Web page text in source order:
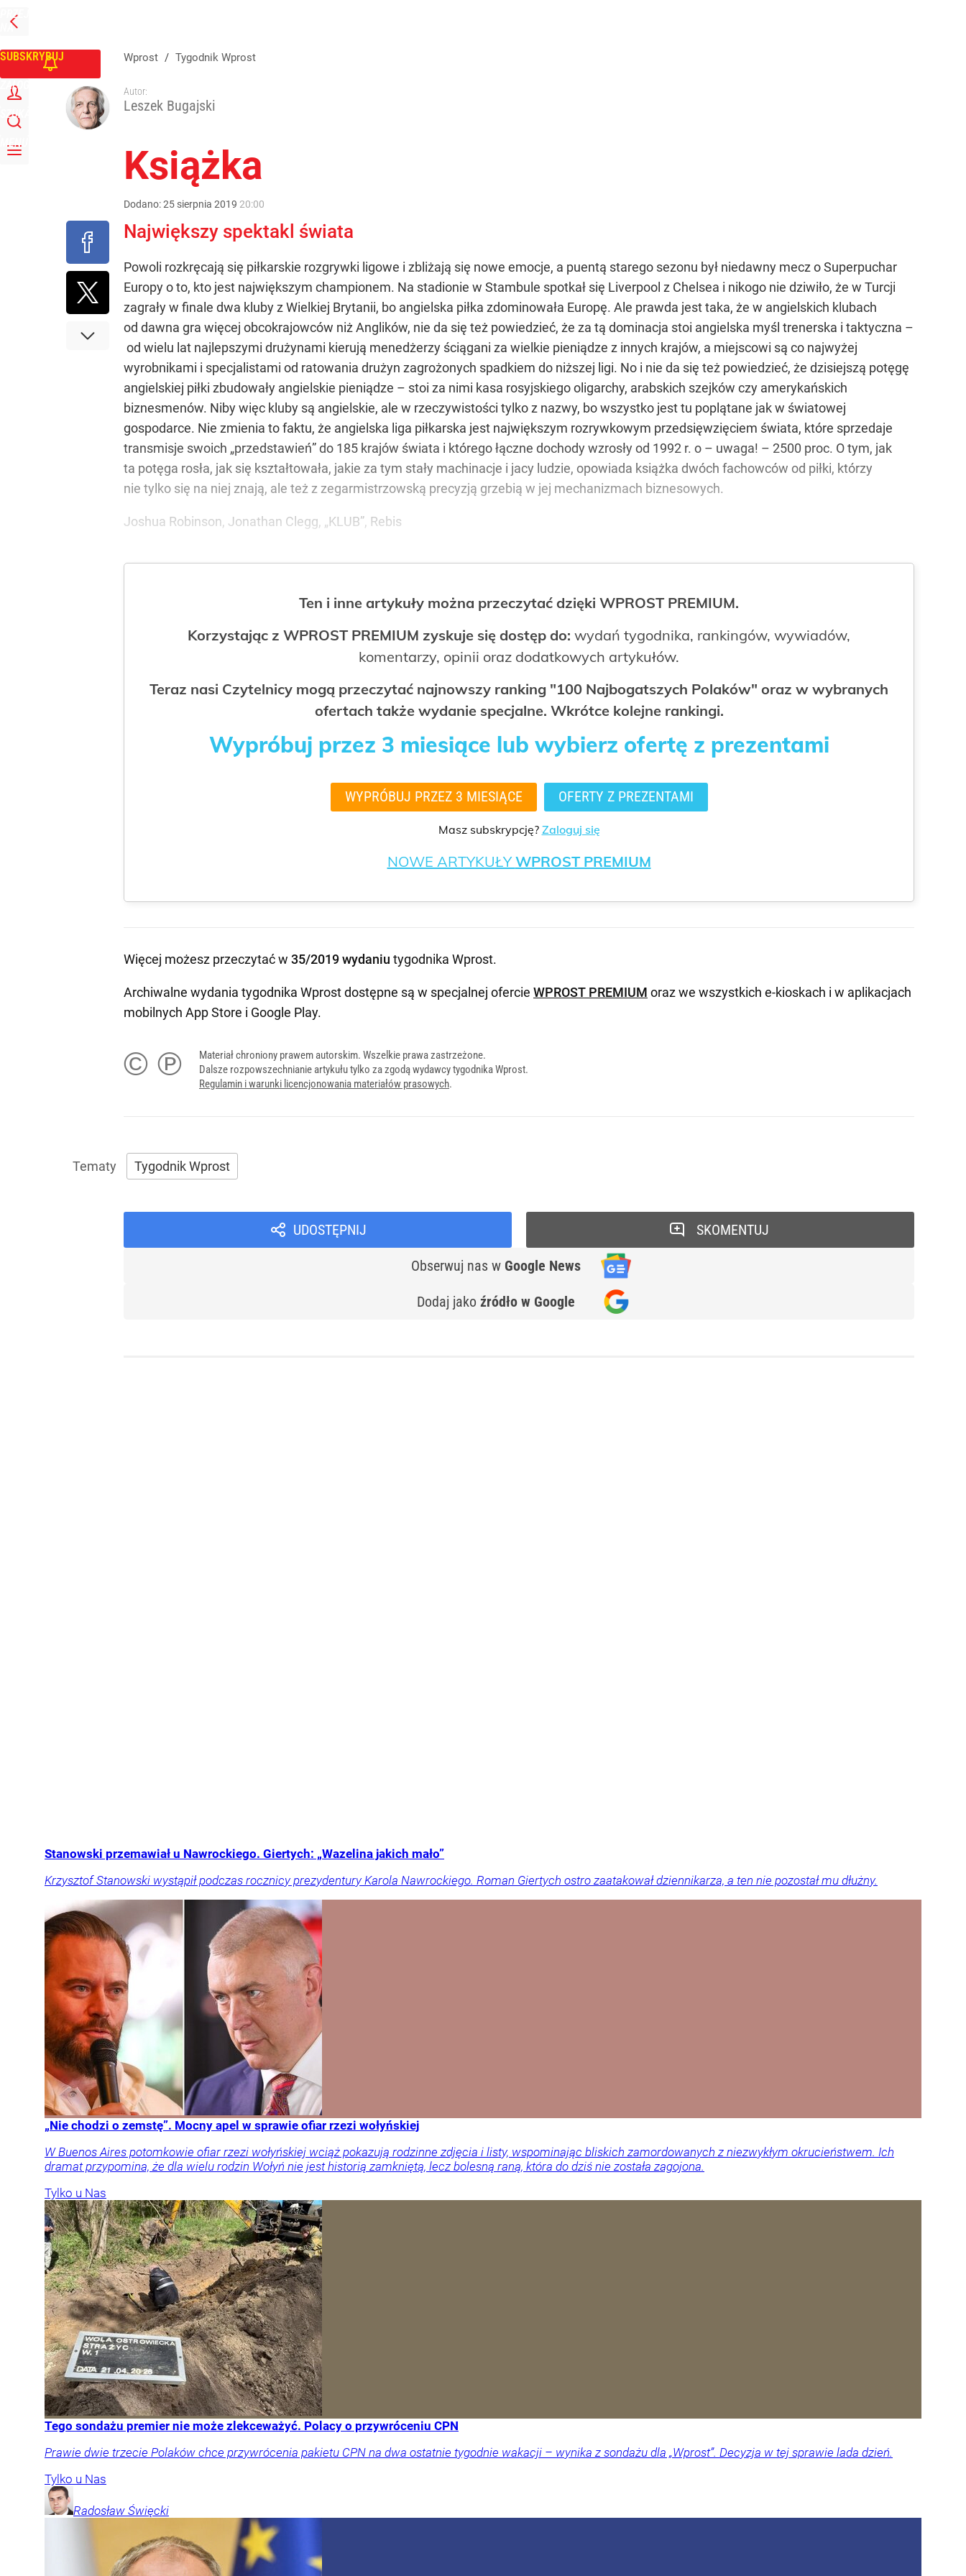
PRZEJDŹ
NA
GŁÓWNĄ
SUBSKRYBUJ
ZALOGUJ
SZUKAJ
MENU
Wprost / Tygodnik Wprost
Autor:
Leszek Bugajski
Książka
Dodano:25 sierpnia 2019 20:00
Największy spektakl świata
Powoli rozkręcają się piłkarskie rozgrywki ligowe i zbliżają się nowe emocje, a puentą starego sezonu był niedawny mecz o Superpuchar
Europy o to, kto jest największym championem. Na stadionie w Stambule spotkał się Liverpool z Chelsea i nikogo nie dziwiło, że w Turcji
zagrały w finale dwa kluby z Wielkiej Brytanii, bo angielska piłka zdominowała Europę. Ale prawda jest taka, że w angielskich klubach
od dawna gra więcej obcokrajowców niż Anglików, nie da się też powiedzieć, że za tą dominacja stoi angielska myśl trenerska i taktyczna –
od wielu lat najlepszymi drużynami kierują menedżerzy ściągani za wielkie pieniądze z innych krajów, a miejscowi są co najwyżej
wyrobnikami i specjalistami od ratowania drużyn zagrożonych spadkiem do niższej ligi. No i nie da się też powiedzieć, że dzisiejszą potęgę
angielskiej piłki zbudowały angielskie pieniądze – stoi za nimi kasa rosyjskiego oligarchy, arabskich szejków czy amerykańskich
biznesmenów. Niby więc kluby są angielskie, ale w rzeczywistości tylko z nazwy, bo wszystko jest tu poplątane jak w światowej
gospodarce. Nie zmienia to faktu, że angielska liga piłkarska jest największym rozrywkowym przedsięwzięciem świata, które sprzedaje
transmisje swoich „przedstawień” do 185 krajów świata i którego łączne dochody wzrosły od 1992 r. o – uwaga! – 2500 proc. O tym, jak
ta potęga rosła, jak się kształtowała, jakie za tym stały machinacje i jacy ludzie, opowiada książka dwóch fachowców od piłki, którzy
nie tylko się na niej znają, ale też z zegarmistrzowską precyzją grzebią w jej mechanizmach biznesowych.
Joshua Robinson, Jonathan Clegg, „KLUB”, Rebis
Ten i inne artykuły można przeczytać dzięki WPROST PREMIUM.
Korzystając z WPROST PREMIUM zyskuje się dostęp do: wydań tygodnika, rankingów, wywiadów,
komentarzy, opinii oraz dodatkowych artykułów.
Teraz nasi Czytelnicy mogą przeczytać najnowszy ranking "100 Najbogatszych Polaków" oraz w wybranych
ofertach także wydanie specjalne. Wkrótce kolejne rankingi.
Wypróbuj przez 3 miesiące lub wybierz ofertę z prezentami
WYPRÓBUJ PRZEZ 3 MIESIĄCE OFERTY Z PREZENTAMI
Masz subskrypcję? Zaloguj się
NOWE ARTYKUŁYWPROST PREMIUM
Więcej możesz przeczytać w 35/2019 wydaniu tygodnika Wprost.
Archiwalne wydania tygodnika Wprost dostępne są w specjalnej ofercie WPROST PREMIUM oraz we wszystkich e-kioskach i w aplikacjach
mobilnych App Store i Google Play.
© ℗
Materiał chroniony prawem autorskim. Wszelkie prawa zastrzeżone.
Dalsze rozpowszechnianie artykułu tylko za zgodą wydawcy tygodnika Wprost.
Regulamin i warunki licencjonowania materiałów prasowych.
Tygodnik Wprost
UDOSTĘPNIJ
Obserwuj nas w Google News
Dodaj jako źródło w Google
SKOMENTUJ
Stanowski przemawiał u Nawrockiego. Giertych: „Wazelina jakich mało”
Krzysztof Stanowski wystąpił podczas rocznicy prezydentury Karola Nawrockiego. Roman Giertych ostro zaatakował dziennikarza, a ten nie pozostał mu dłużny.
„Nie chodzi o zemstę”. Mocny apel w sprawie ofiar rzezi wołyńskiej
W Buenos Aires potomkowie ofiar rzezi wołyńskiej wciąż pokazują rodzinne zdjęcia i listy, wspominając bliskich zamordowanych z niezwykłym okrucieństwem. Ich
dramat przypomina, że dla wielu rodzin Wołyń nie jest historią zamkniętą, lecz bolesną raną, która do dziś nie została zagojona.
Tylko u Nas
Tego sondażu premier nie może zlekceważyć. Polacy o przywróceniu CPN
Prawie dwie trzecie Polaków chce przywrócenia pakietu CPN na dwa ostatnie tygodnie wakacji – wynika z sondażu dla „Wprost”. Decyzja w tej sprawie lada dzień.
Tylko u Nas
Radosław Święcki